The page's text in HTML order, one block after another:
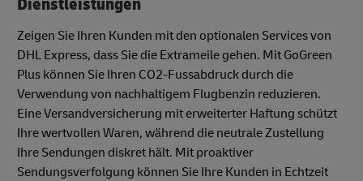
Dienstleistungen
Zeigen Sie Ihren Kunden mit den optionalen Services von
DHL Express, dass Sie die Extrameile gehen. Mit GoGreen
Plus können Sie Ihren CO2-Fussabdruck durch die
Verwendung von nachhaltigem Flugbenzin reduzieren.
Eine Versandversicherung mit erweiterter Haftung schützt
Ihre wertvollen Waren, während die neutrale Zustellung
Ihre Sendungen diskret hält. Mit proaktiver
Sendungsverfolgung können Sie Ihre Kunden in Echtzeit